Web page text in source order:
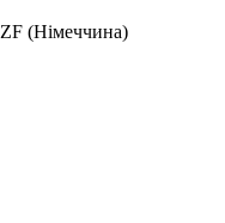
ZF (Німеччина)